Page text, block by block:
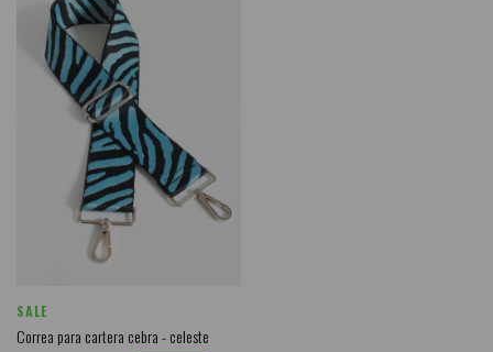
SALE
Correa para cartera cebra - celeste